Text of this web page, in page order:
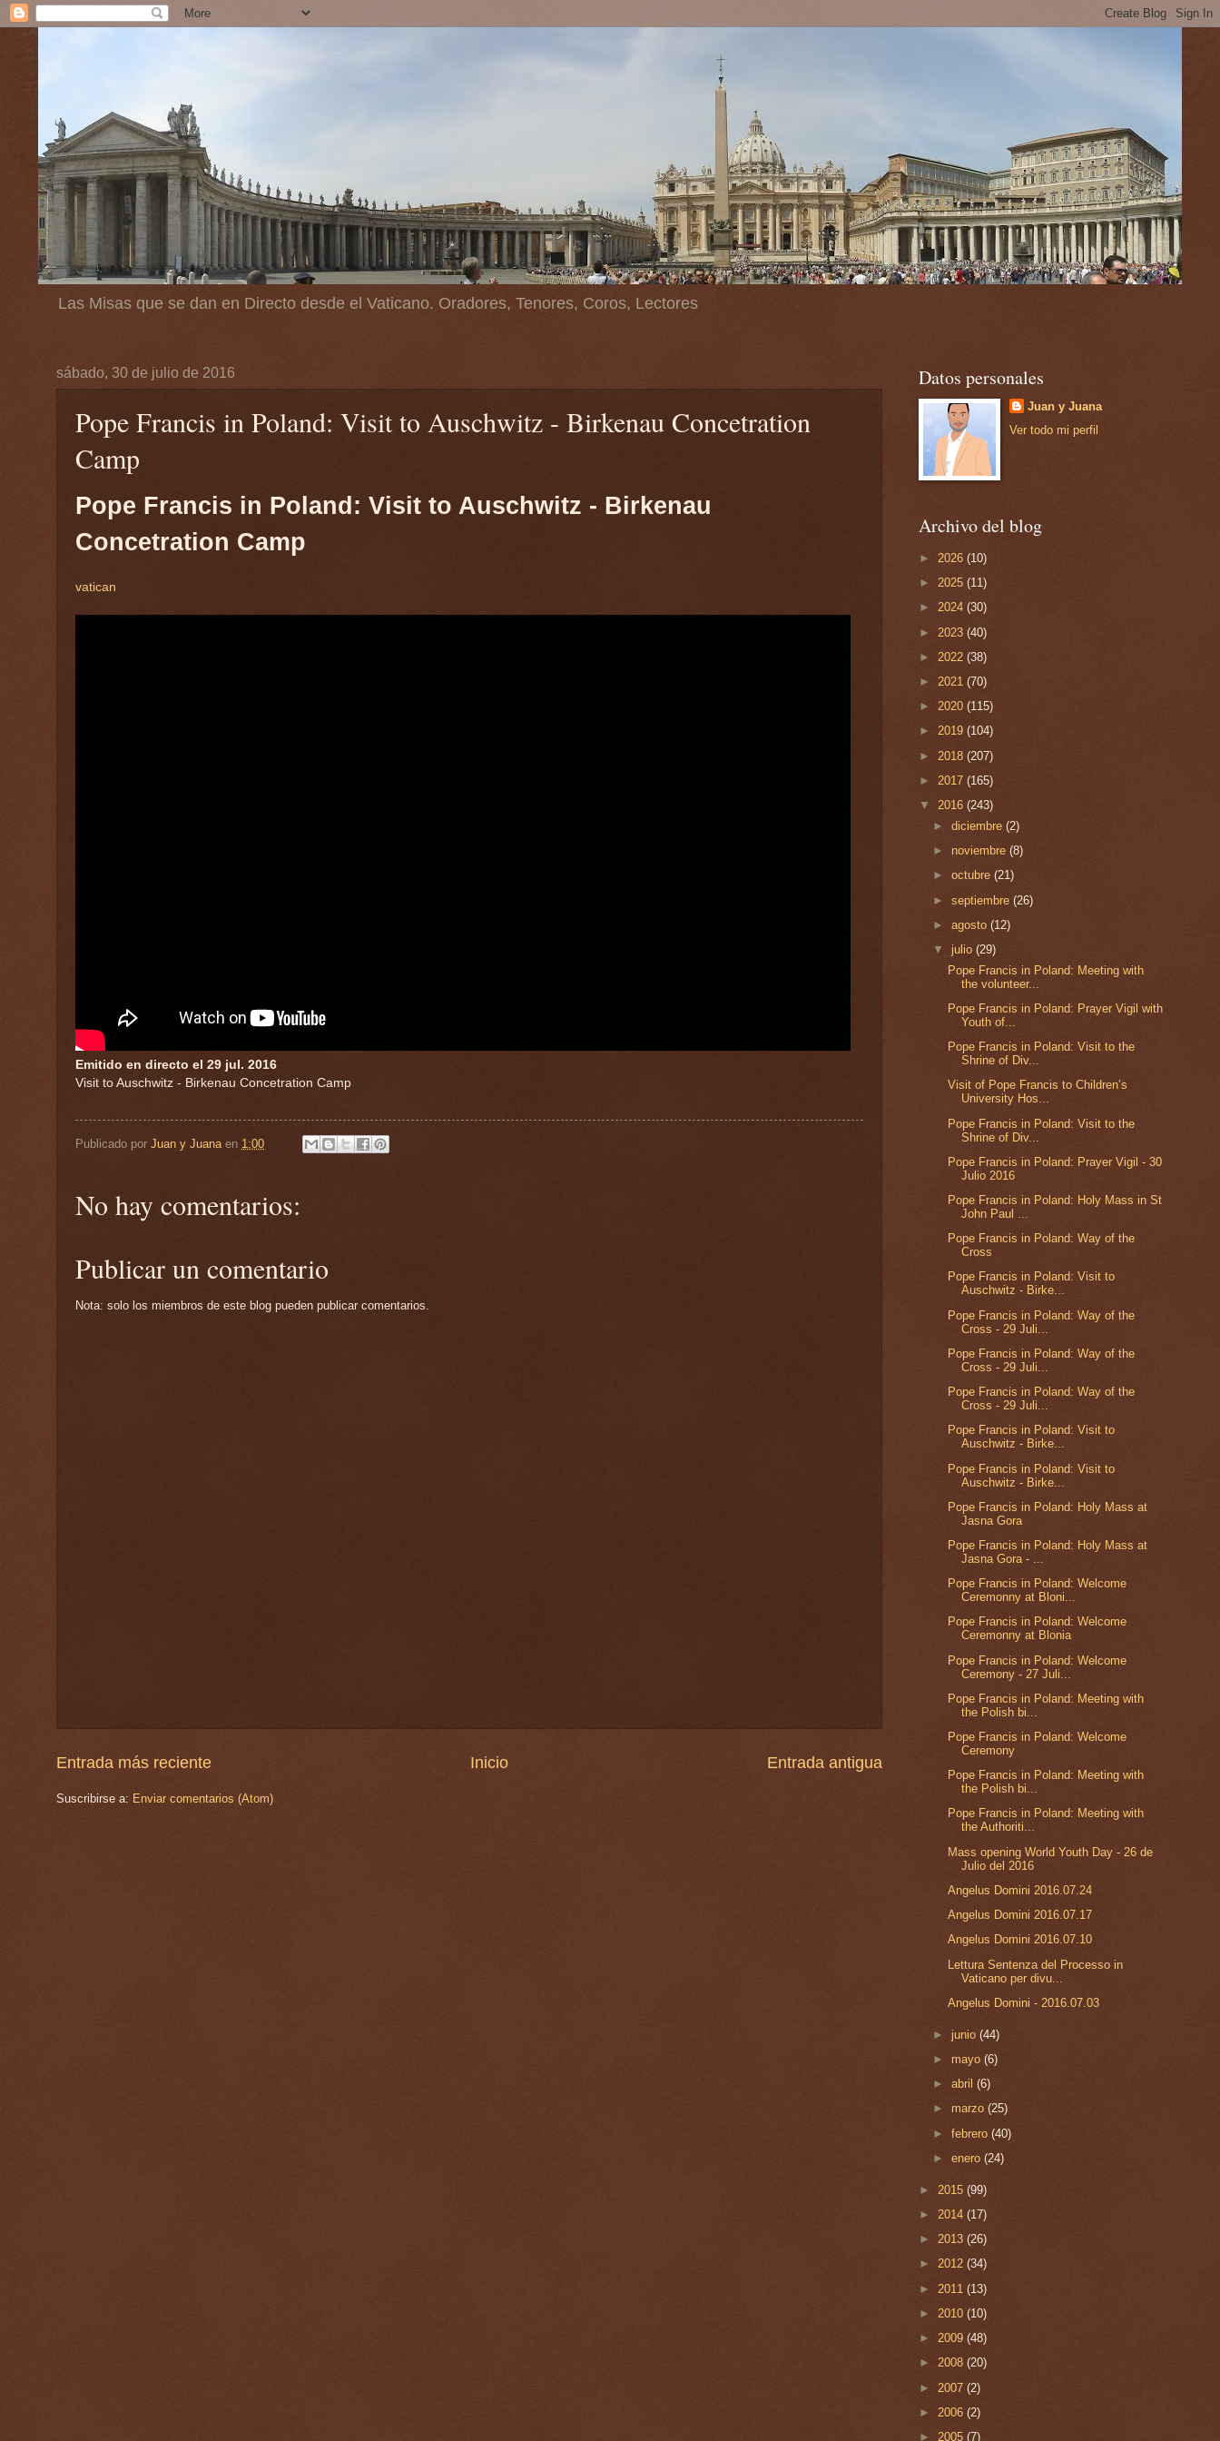
Las Misas que se dan en Directo desde el Vaticano. Oradores, Tenores, Coros, Lectores
sábado, 30 de julio de 2016
Pope Francis in Poland: Visit to Auschwitz - Birkenau Concetration
Camp
Pope Francis in Poland: Visit to Auschwitz - Birkenau
Concetration Camp
vatican
Emitido en directo el 29 jul. 2016
Visit to Auschwitz - Birkenau Concetration Camp
Publicado por Juan y Juana en 1:00
No hay comentarios:
Publicar un comentario
Nota: solo los miembros de este blog pueden publicar comentarios.
Entrada más reciente Entrada antigua
Inicio
Suscribirse a: Enviar comentarios (Atom)
Datos personales
Juan y Juana
Ver todo mi perfil
Archivo del blog
► 2026 (10)
► 2025 (11)
► 2024 (30)
► 2023 (40)
► 2022 (38)
► 2021 (70)
► 2020 (115)
► 2019 (104)
► 2018 (207)
► 2017 (165)
▼ 2016 (243)
►diciembre(2)
► noviembre(8)
►octubre(21)
►septiembre(26)
►agosto(12)
▼julio(29)
Pope Francis in Poland: Meeting with
the volunteer...
Pope Francis in Poland: Prayer Vigil with
Youth of...
Pope Francis in Poland: Visit to the
Shrine of Div...
Visit of Pope Francis to Children’s
University Hos...
Pope Francis in Poland: Visit to the
Shrine of Div...
Pope Francis in Poland: Prayer Vigil - 30
Julio 2016
Pope Francis in Poland: Holy Mass in St
John Paul ...
Pope Francis in Poland: Way of the
Cross
Pope Francis in Poland: Visit to
Auschwitz - Birke...
Pope Francis in Poland: Way of the
Cross - 29 Juli...
Pope Francis in Poland: Way of the
Cross - 29 Juli...
Pope Francis in Poland: Way of the
Cross - 29 Juli...
Pope Francis in Poland: Visit to
Auschwitz - Birke...
Pope Francis in Poland: Visit to
Auschwitz - Birke...
Pope Francis in Poland: Holy Mass at
Jasna Gora
Pope Francis in Poland: Holy Mass at
Jasna Gora - ...
Pope Francis in Poland: Welcome
Ceremonny at Bloni...
Pope Francis in Poland: Welcome
Ceremonny at Blonia
Pope Francis in Poland: Welcome
Ceremony - 27 Juli...
Pope Francis in Poland: Meeting with
the Polish bi...
Pope Francis in Poland: Welcome
Ceremony
Pope Francis in Poland: Meeting with
the Polish bi...
Pope Francis in Poland: Meeting with
the Authoriti...
Mass opening World Youth Day - 26 de
Julio del 2016
Angelus Domini 2016.07.24
Angelus Domini 2016.07.17
Angelus Domini 2016.07.10
Lettura Sentenza del Processo in
Vaticano per divu...
Angelus Domini - 2016.07.03
►junio(44)
► mayo(6)
►abril(6)
► marzo(25)
►febrero(40)
►enero(24)
► 2015 (99)
► 2014 (17)
► 2013 (26)
► 2012 (34)
► 2011 (13)
► 2010 (10)
► 2009 (48)
► 2008 (20)
► 2007 (2)
► 2006 (2)
► 2005 (7)